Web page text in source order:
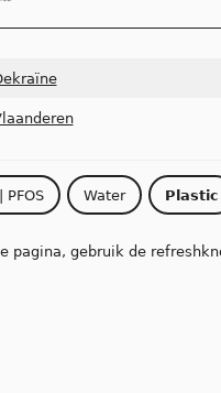
PFOS Water Plastic
pagina, gebruik de